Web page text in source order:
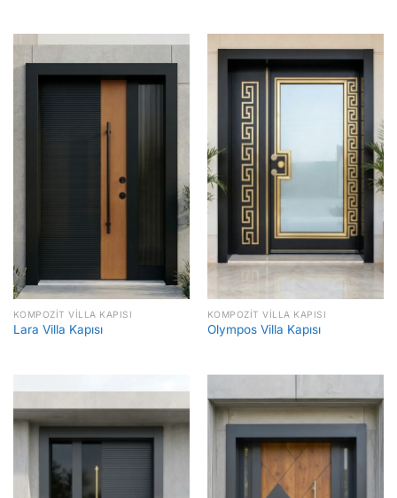
KOMPOZIT VILLA KAPISI
Lara Villa Kapısı
KOMPOZIT VILLA KAPISI
Olympos Villa Kapısı